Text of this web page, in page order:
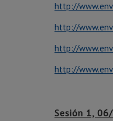
http://
http://
http://
http://
Sesión 1,